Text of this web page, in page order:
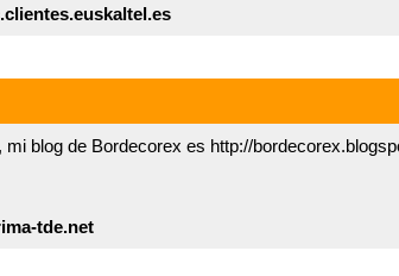
blog de Bordecorex es http://
tde.net